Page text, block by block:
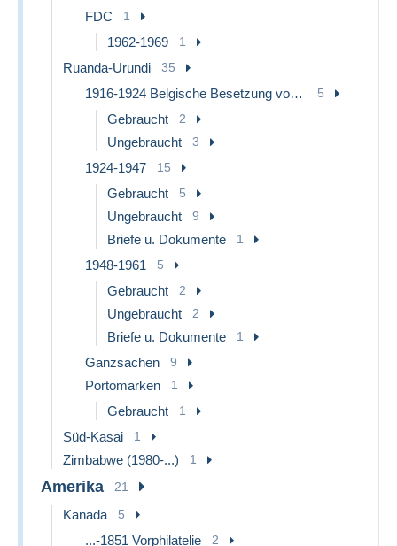
FDC 1
1962-1969 1
Ruanda-Urundi 35
1916-1924 Belgische Besetzung von Deutsch-Ostafrika 5
Gebraucht 2
Ungebraucht 3
1924-1947 15
Gebraucht 5
Ungebraucht 9
Briefe u. Dokumente 1
1948-1961 5
Gebraucht 2
Ungebraucht 2
Briefe u. Dokumente 1
Ganzsachen 9
Portomarken 1
Gebraucht 1
Süd-Kasai 1
Zimbabwe (1980-...) 1
Amerika 21
Kanada 5
...-1851 Vorphilatelie 2